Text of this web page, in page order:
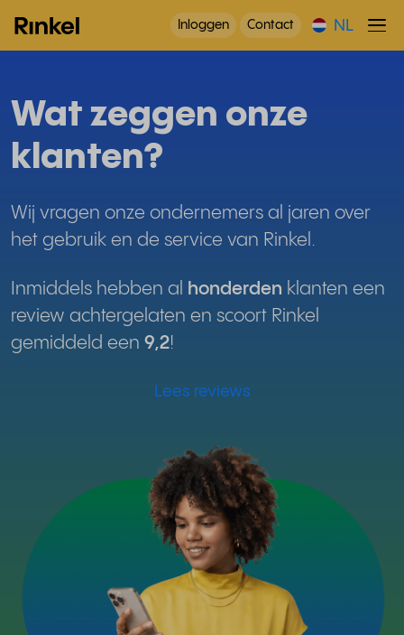
Inloggen Contact NL
Wat zeggen onze
klanten?
Wij vragen onze ondernemers al jaren over
het gebruik en de service van Rinkel.
Inmiddels hebben al honderden klanten een
review achtergelaten en scoort Rinkel
gemiddeld een 9,2!
Lees reviews